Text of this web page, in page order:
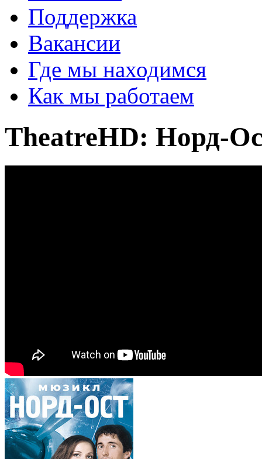
Поддержка
Вакансии
Где мы находимся
Как мы работаем
TheatreHD: Норд-